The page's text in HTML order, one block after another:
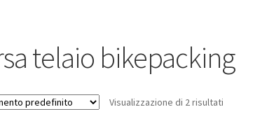
telaio bikepacking
Visualizzazione di 2 risultati